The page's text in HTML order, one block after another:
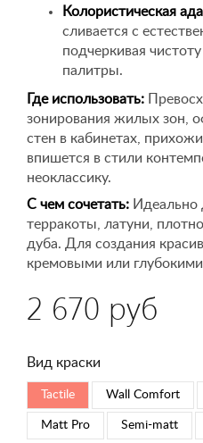
Колористическая
сливается с
подчеркивая
палитры.
Где использовать:
зонирования жилых зон,
стен в кабинетах,
впишется в стили
неоклассику.
С чем сочетать: Идеально
терракоты, латуни,
дуба. Для создания
кремовыми или
2 670 руб
Вид краски
Tactile Wall Comfort
Matt Pro Semi-matt